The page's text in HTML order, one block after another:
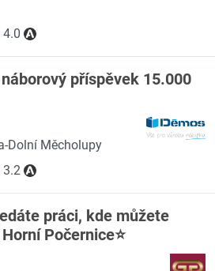
4.0
příspěvek 15.000
Dolní Měcholupy
3.2
práci, kde můžete
Počernice⭐️